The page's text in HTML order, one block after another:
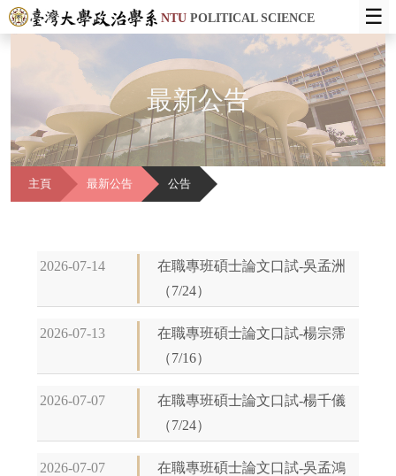
NTUPOLITICAL SCIENCE ☰
最新公告
主頁 最新公告 公告
2026-07-14
在職專班碩士論文口試-吳孟洲
（7/24）
2026-07-13
在職專班碩士論文口試-楊宗霈
（7/16）
2026-07-07
在職專班碩士論文口試-楊千儀
（7/24）
2026-07-07
在職專班碩士論文口試-吳孟鴻